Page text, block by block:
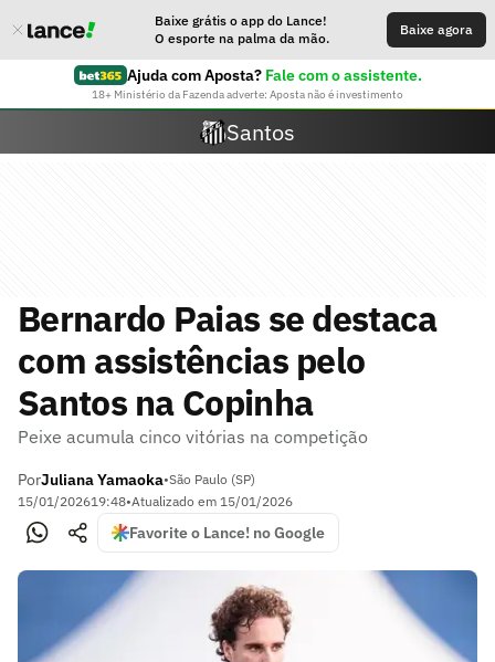
Baixe grátis o app do Lance!
O esporte na palma da mão.
Baixe agora
Ajuda com Aposta? Fale com o assistente.
18+ Ministério da Fazenda adverte: Aposta não é investimento
Santos
Bernardo Paias se destaca
com assistências pelo
Santos na Copinha
Peixe acumula cinco vitórias na competição
PorJuliana Yamaoka•São Paulo (SP)
15/01/202619:48•Atualizado em 15/01/2026
Favorite o Lance! no Google